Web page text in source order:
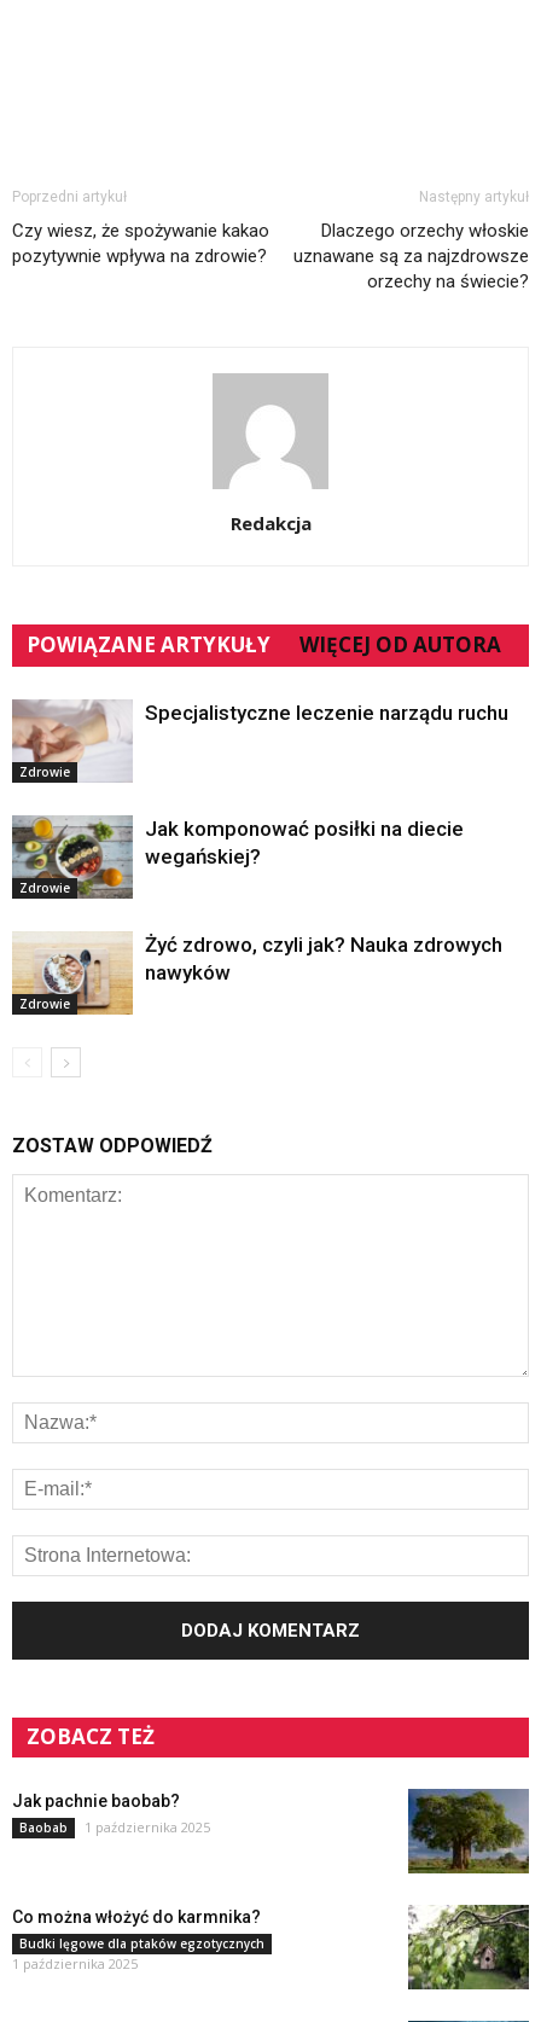
Poprzedni artykuł
Czy wiesz, że spożywanie kakao
pozytywnie wpływa na zdrowie?
Następny artykuł
Dlaczego orzechy włoskie
uznawane są za najzdrowsze
orzechy na świecie?
Redakcja
POWIĄZANE ARTYKUŁY WIĘCEJ OD AUTORA
Zdrowie
Specjalistyczne leczenie narządu ruchu
Zdrowie
Jak komponować posiłki na diecie
wegańskiej?
Zdrowie
Żyć zdrowo, czyli jak? Nauka zdrowych
nawyków
ZOSTAW ODPOWIEDŹ
ZOBACZ TEŻ
Jak pachnie baobab?
Baobab 1 października 2025
Co można włożyć do karmnika?
Budki lęgowe dla ptaków egzotycznych
1 października 2025